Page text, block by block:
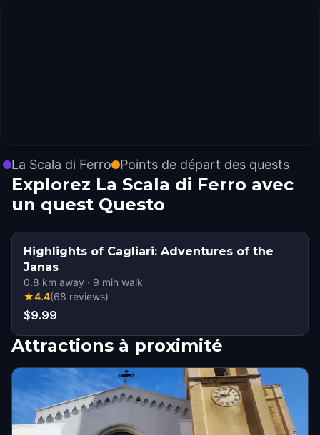
La Scala di Ferro Points de départ des quests
Explorez La Scala di Ferro avec
un quest Questo
Highlights of Cagliari: Adventures of the
Janas
0.8 km away · 9 min walk
★4.4(68 reviews)
$9.99
Attractions à proximité